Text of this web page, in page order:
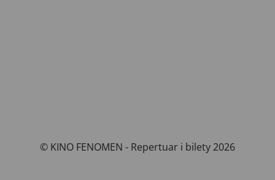
© KINO FENOMEN - Repertuar i bilety 2026